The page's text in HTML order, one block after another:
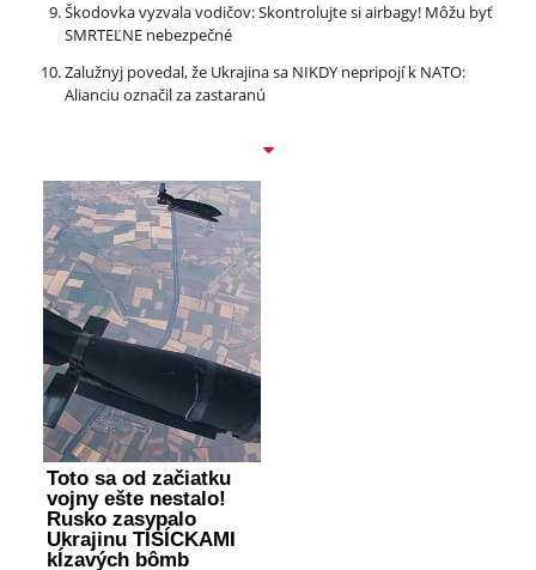
Škodovka vyzvala vodičov: Skontrolujte si airbagy! Môžu byť
SMRTEĽNE nebezpečné
Zalužnyj povedal, že Ukrajina sa NIKDY nepripojí k NATO:
Alianciu označil za zastaranú
Toto sa od začiatku
vojny ešte nestalo!
Rusko zasypalo
Ukrajinu TISÍCKAMI
kĺzavých bômb